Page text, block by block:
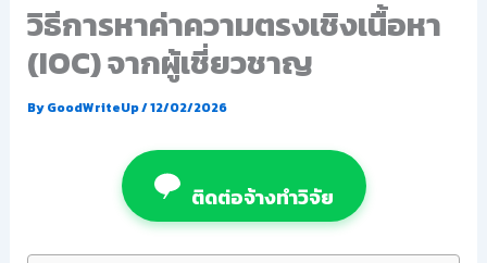
วิธีการหาค่าความตรงเชิงเนื้อหา
(IOC) จากผู้เชี่ยวชาญ
ByGoodWriteUp/12/02/2026
ติดต่อจ้างทำวิจัย